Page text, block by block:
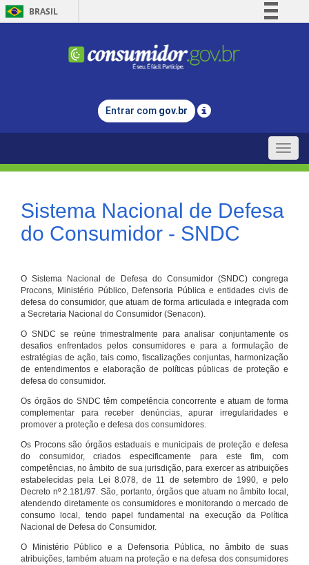
BRASIL
Comunica BR
Legislação
Entrar com gov.br
Toggle
Sistema Nacional de Defesa
do Consumidor - SNDC
O Sistema Nacional de Defesa do Consumidor (SNDC) congrega
Procons, Ministério Público, Defensoria Pública e entidades civis de
defesa do consumidor, que atuam de forma articulada e integrada com
a Secretaria Nacional do Consumidor (Senacon).
O SNDC se reúne trimestralmente para analisar conjuntamente os
desafios enfrentados pelos consumidores e para a formulação de
estratégias de ação, tais como, fiscalizações conjuntas, harmonização
de entendimentos e elaboração de políticas públicas de proteção e
defesa do consumidor.
Os órgãos do SNDC têm competência concorrente e atuam de forma
complementar para receber denúncias, apurar irregularidades e
promover a proteção e defesa dos consumidores.
Os Procons são órgãos estaduais e municipais de proteção e defesa
do consumidor, criados especificamente para este fim, com
competências, no âmbito de sua jurisdição, para exercer as atribuições
estabelecidas pela Lei 8.078, de 11 de setembro de 1990, e pelo
Decreto nº 2.181/97. São, portanto, órgãos que atuam no âmbito local,
atendendo diretamente os consumidores e monitorando o mercado de
consumo local, tendo papel fundamental na execução da Política
Nacional de Defesa do Consumidor.
O Ministério Público e a Defensoria Pública, no âmbito de suas
atribuições, também atuam na proteção e na defesa dos consumidores